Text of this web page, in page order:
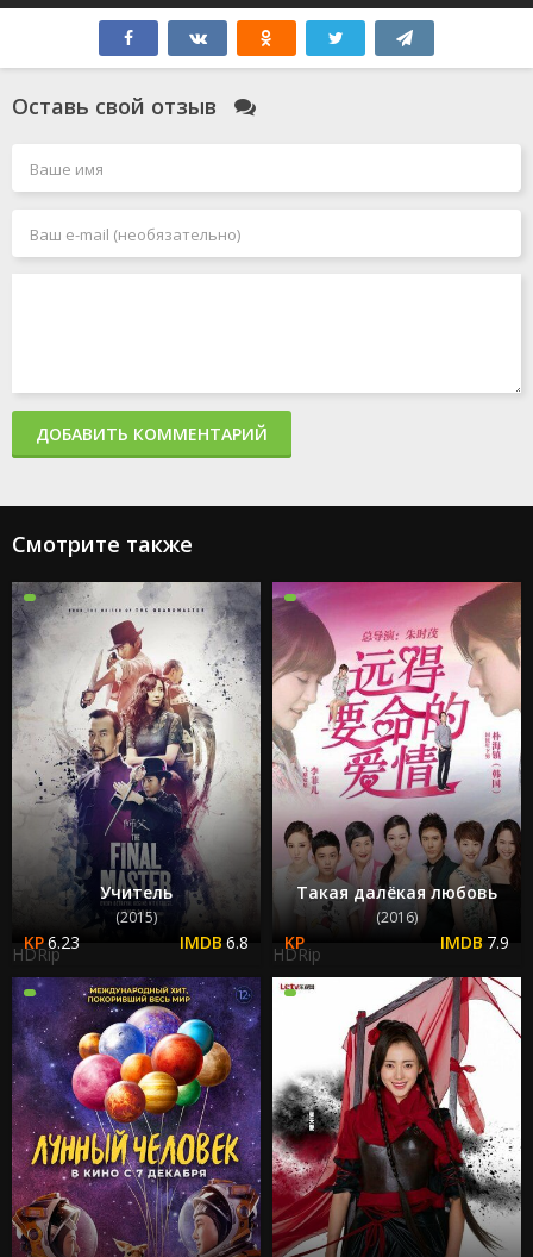
Оставь свой отзыв
ДОБАВИТЬ КОММЕНТАРИЙ
Смотрите также
Учитель
(2015)
6.23 6.8
HDRip
Такая далёкая любовь
(2016)
7.9
HDRip